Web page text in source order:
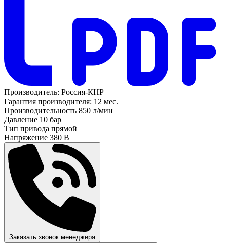
Производитель: Россия-КНР
Гарантия производителя: 12 мес.
Производительность 850 л/мин
Давление 10 бар
Тип привода прямой
Напряжение 380 В
Заказать звонок менеджера